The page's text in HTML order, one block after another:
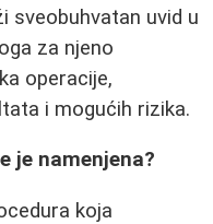
sveobuhvatan uvid u
za njeno
operacije,
i mogućih rizika.
je namenjena?
koja